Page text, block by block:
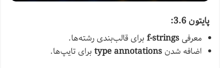
پایتون 3.6:
معرفیf-strings برای قالب‌بندی رشته‌ها.
اضافه شدنtype annotations برای تایپ‌ها.